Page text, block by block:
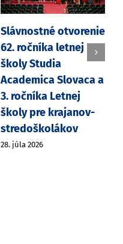
Slávnostné otvorenie
62. ročníka letnej
školy Studia
Academica Slovaca a
3. ročníka Letnej
školy pre krajanov-
stredoškolákov
28. júla 2026